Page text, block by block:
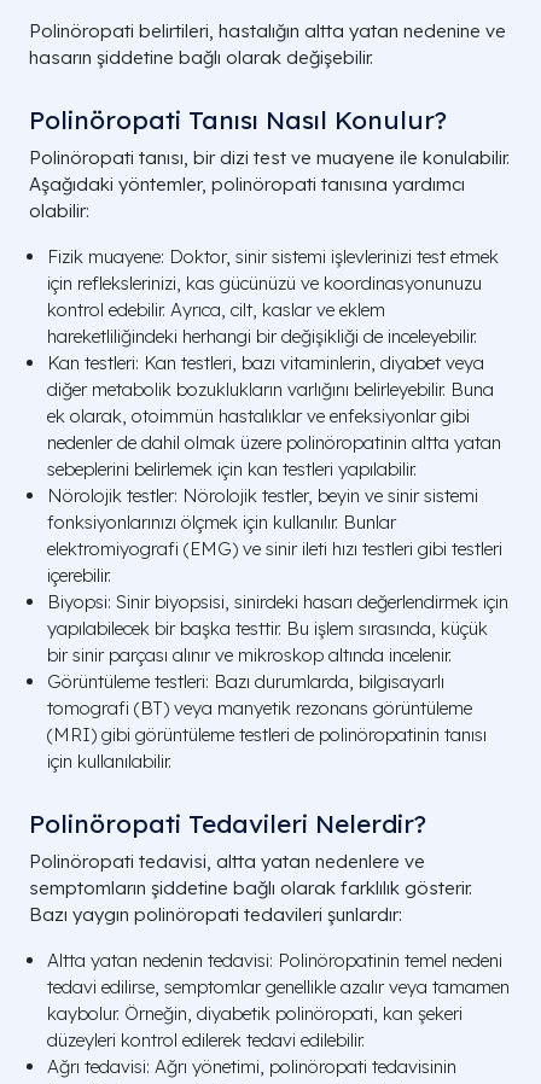
Polinöropati belirtileri, hastalığın altta yatan nedenine ve
hasarın şiddetine bağlı olarak değişebilir.
Polinöropati Tanısı Nasıl Konulur?
Polinöropati tanısı, bir dizi test ve muayene ile konulabilir.
Aşağıdaki yöntemler, polinöropati tanısına yardımcı
olabilir:
Fizik muayene: Doktor, sinir sistemi işlevlerinizi test etmek
için reflekslerinizi, kas gücünüzü ve koordinasyonunuzu
kontrol edebilir. Ayrıca, cilt, kaslar ve eklem
hareketliliğindeki herhangi bir değişikliği de inceleyebilir.
Kan testleri: Kan testleri, bazı vitaminlerin, diyabet veya
diğer metabolik bozuklukların varlığını belirleyebilir. Buna
ek olarak, otoimmün hastalıklar ve enfeksiyonlar gibi
nedenler de dahil olmak üzere polinöropatinin altta yatan
sebeplerini belirlemek için kan testleri yapılabilir.
Nörolojik testler: Nörolojik testler, beyin ve sinir sistemi
fonksiyonlarınızı ölçmek için kullanılır. Bunlar
elektromiyografi (EMG) ve sinir ileti hızı testleri gibi testleri
içerebilir.
Biyopsi: Sinir biyopsisi, sinirdeki hasarı değerlendirmek için
yapılabilecek bir başka testtir. Bu işlem sırasında, küçük
bir sinir parçası alınır ve mikroskop altında incelenir.
Görüntüleme testleri: Bazı durumlarda, bilgisayarlı
tomografi (BT) veya manyetik rezonans görüntüleme
(MRI) gibi görüntüleme testleri de polinöropatinin tanısı
için kullanılabilir.
Polinöropati Tedavileri Nelerdir?
Polinöropati tedavisi, altta yatan nedenlere ve
semptomların şiddetine bağlı olarak farklılık gösterir.
Bazı yaygın polinöropati tedavileri şunlardır:
Altta yatan nedenin tedavisi: Polinöropatinin temel nedeni
tedavi edilirse, semptomlar genellikle azalır veya tamamen
kaybolur. Örneğin, diyabetik polinöropati, kan şekeri
düzeyleri kontrol edilerek tedavi edilebilir.
Ağrı tedavisi: Ağrı yönetimi, polinöropati tedavisinin